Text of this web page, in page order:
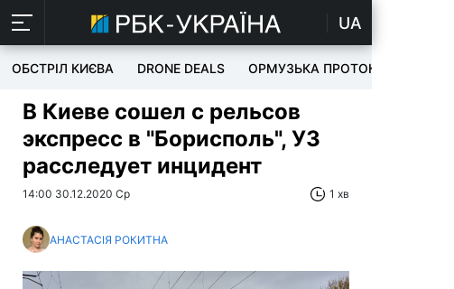
UA
ОБСТРІЛ КИЄВА DRONE DEALS ОРМУЗЬКА ПРОТОКА
В Киеве сошел с рельсов
экспресс в "Борисполь", УЗ
расследует инцидент
14:00 30.12.2020 Ср 1 хв
АНАСТАСІЯ РОКИТНА